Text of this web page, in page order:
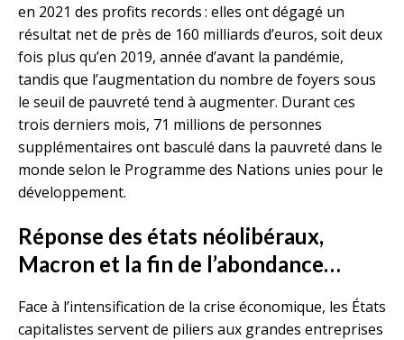
en 2021 des profits records : elles ont dégagé un
résultat net de près de 160 milliards d’euros, soit deux
fois plus qu’en 2019, année d’avant la pandémie,
tandis que l’augmentation du nombre de foyers sous
le seuil de pauvreté tend à augmenter. Durant ces
trois derniers mois, 71 millions de personnes
supplémentaires ont basculé dans la pauvreté dans le
monde selon le Programme des Nations unies pour le
développement.
Réponse des états néolibéraux,
Macron et la fin de l’abondance…
Face à l’intensification de la crise économique, les États
capitalistes servent de piliers aux grandes entreprises